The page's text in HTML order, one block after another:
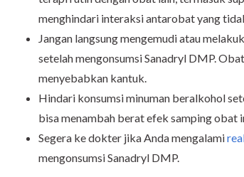
menghindari interaksi antarobat yang
Jangan langsung mengemudi atau
setelah mengonsumsi Sanadryl DMP.
menyebabkan kantuk.
Hindari konsumsi minuman beralkohol
bisa menambah berat efek samping obat
Segera ke dokter jika Anda mengalami
mengonsumsi Sanadryl DMP.